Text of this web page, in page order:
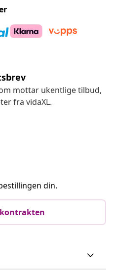
mottar ukentlige tilbud,
fra vidaXL.
din.